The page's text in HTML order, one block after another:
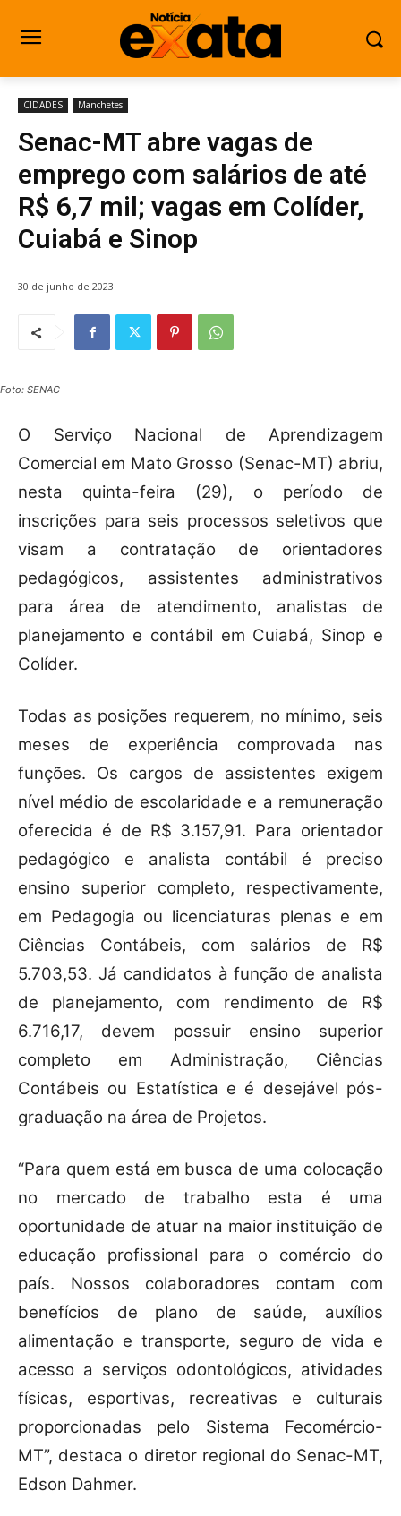
CIDADES Manchetes
Senac-MT abre vagas de
emprego com salários de até
R$ 6,7 mil; vagas em Colíder,
Cuiabá e Sinop
30 de junho de 2023
Foto: SENAC
O Serviço Nacional de Aprendizagem
Comercial em Mato Grosso (Senac-MT) abriu,
nesta quinta-feira (29), o período de
inscrições para seis processos seletivos que
visam a contratação de orientadores
pedagógicos, assistentes administrativos
para área de atendimento, analistas de
planejamento e contábil em Cuiabá, Sinop e
Colíder.
Todas as posições requerem, no mínimo, seis
meses de experiência comprovada nas
funções. Os cargos de assistentes exigem
nível médio de escolaridade e a remuneração
oferecida é de R$ 3.157,91. Para orientador
pedagógico e analista contábil é preciso
ensino superior completo, respectivamente,
em Pedagogia ou licenciaturas plenas e em
Ciências Contábeis, com salários de R$
5.703,53. Já candidatos à função de analista
de planejamento, com rendimento de R$
6.716,17, devem possuir ensino superior
completo em Administração, Ciências
Contábeis ou Estatística e é desejável pós-
graduação na área de Projetos.
“Para quem está em busca de uma colocação
no mercado de trabalho esta é uma
oportunidade de atuar na maior instituição de
educação profissional para o comércio do
país. Nossos colaboradores contam com
benefícios de plano de saúde, auxílios
alimentação e transporte, seguro de vida e
acesso a serviços odontológicos, atividades
físicas, esportivas, recreativas e culturais
proporcionadas pelo Sistema Fecomércio-
MT”, destaca o diretor regional do Senac-MT,
Edson Dahmer.